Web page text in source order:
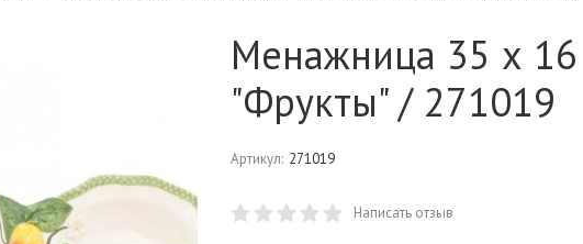
Менажница 35 х
"Фрукты" / 271019
Артикул: 271019
Написать отзыв